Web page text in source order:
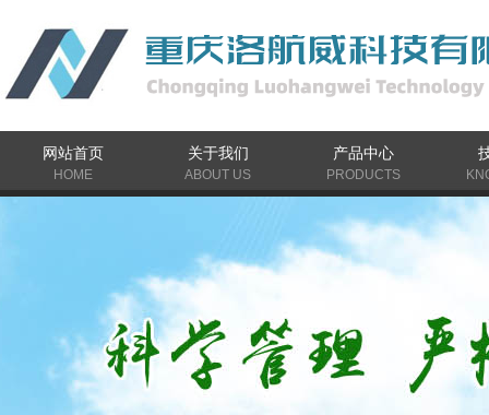
网站首页 关于我们 产品中心
HOME ABOUT US PRODUCTS